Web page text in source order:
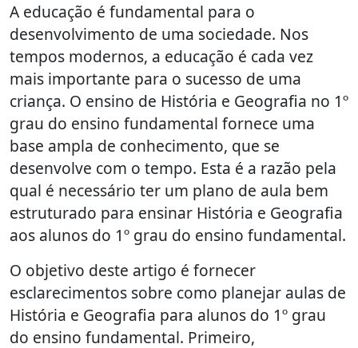
A educação é fundamental para o
desenvolvimento de uma sociedade. Nos
tempos modernos, a educação é cada vez
mais importante para o sucesso de uma
criança. O ensino de História e Geografia no 1º
grau do ensino fundamental fornece uma
base ampla de conhecimento, que se
desenvolve com o tempo. Esta é a razão pela
qual é necessário ter um plano de aula bem
estruturado para ensinar História e Geografia
aos alunos do 1º grau do ensino fundamental.
O objetivo deste artigo é fornecer
esclarecimentos sobre como planejar aulas de
História e Geografia para alunos do 1º grau
do ensino fundamental. Primeiro,